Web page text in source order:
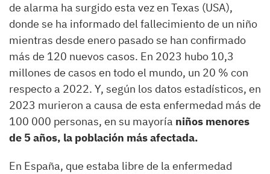
de alarma ha surgido esta vez en Texas (USA),
donde se ha informado del fallecimiento de un niño
mientras desde enero pasado se han confirmado
más de 120 nuevos casos. En 2023 hubo 10,3
millones de casos en todo el mundo, un 20 % con
respecto a 2022. Y, según los datos estadísticos, en
2023 murieron a causa de esta enfermedad más de
100 000 personas, en su mayoría niños menores
de 5 años, la población más afectada.
En España, que estaba libre de la enfermedad